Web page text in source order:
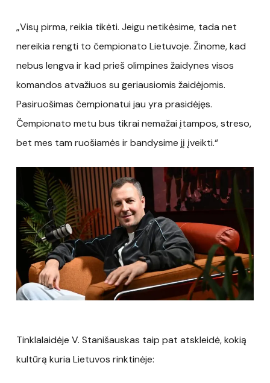
„Visų pirma, reikia tikėti. Jeigu netikėsime, tada net
nereikia rengti to čempionato Lietuvoje. Žinome, kad
nebus lengva ir kad prieš olimpines žaidynes visos
komandos atvažiuos su geriausiomis žaidėjomis.
Pasiruošimas čempionatui jau yra prasidėjęs.
Čempionato metu bus tikrai nemažai įtampos, streso,
bet mes tam ruošiamės ir bandysime jį įveikti.“
Tinklalaidėje V. Stanišauskas taip pat atskleidė, kokią
kultūrą kuria Lietuvos rinktinėje: